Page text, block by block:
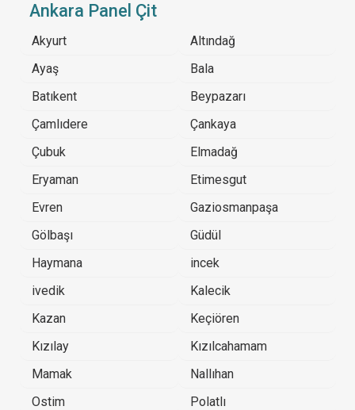
Ankara Panel Çit
Akyurt
Altındağ
Ayaş
Bala
Batıkent
Beypazarı
Çamlıdere
Çankaya
Çubuk
Elmadağ
Eryaman
Etimesgut
Evren
Gaziosmanpaşa
Gölbaşı
Güdül
Haymana
incek
ivedik
Kalecik
Kazan
Keçiören
Kızılay
Kızılcahamam
Mamak
Nallıhan
Ostim
Polatlı